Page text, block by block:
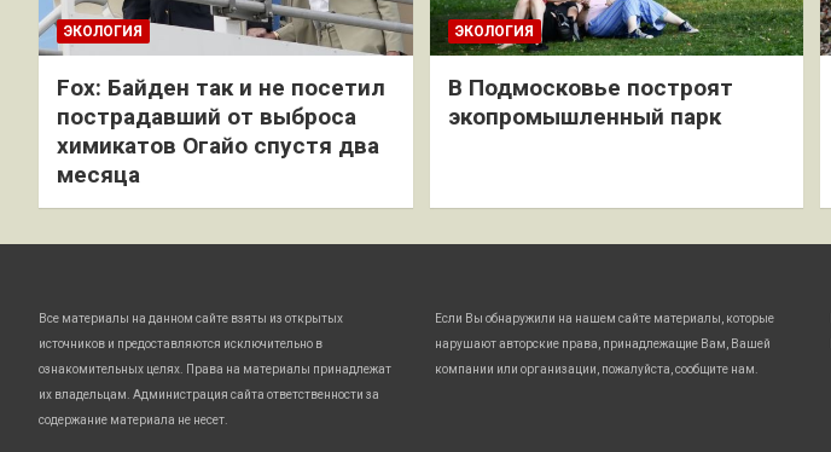
ЭКОЛОГИЯ
Fox: Байден так и не посетил
пострадавший от выброса
химикатов Огайо спустя два
месяца
ЭКОЛОГИЯ
В Подмосковье построят
экопромышленный парк
Все материалы на данном сайте взяты из открытых
источников и предоставляются исключительно в
ознакомительных целях. Права на материалы принадлежат
их владельцам. Администрация сайта ответственности за
содержание материала не несет.
Если Вы обнаружили на нашем сайте материалы, которые
нарушают авторские права, принадлежащие Вам, Вашей
компании или организации, пожалуйста, сообщите нам.